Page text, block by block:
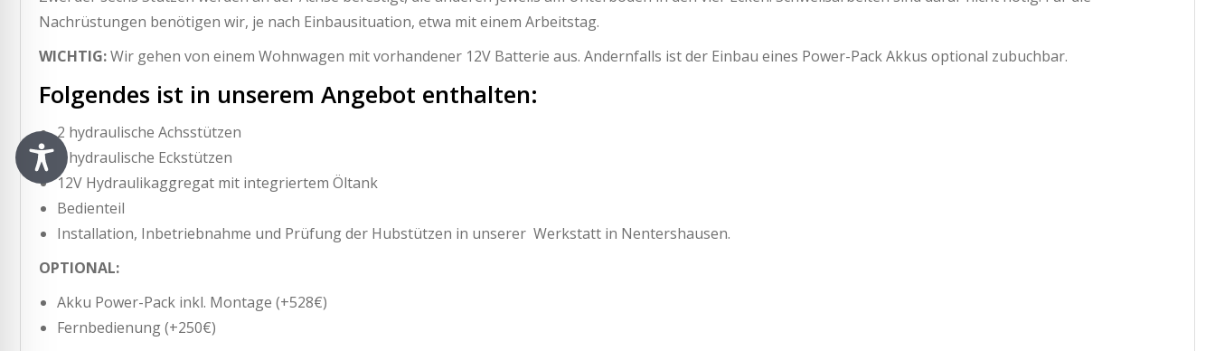
Nachrüstungen benötigen wir, je nach Einbausituation, etwa mit einem Arbeitstag.
WICHTIG:Wir gehen von einem Wohnwagen mit vorhandener 12V Batterie aus. Andernfalls ist der Einbau eines Power-Pack Akkus optional zubuchbar.
Folgendes ist in unserem Angebot enthalten:
2 hydraulische Achsstützen
4 hydraulische Eckstützen
12V Hydraulikaggregat mit integriertem Öltank
Bedienteil
Installation, Inbetriebnahme und Prüfung der Hubstützen in unserer Werkstatt in Nentershausen.
OPTIONAL:
Akku Power-Pack inkl. Montage (+528€)
Fernbedienung (+250€)